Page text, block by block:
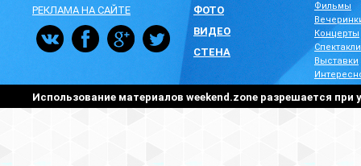
РЕКЛАМА НА САЙТЕ
ФОТО
ВИДЕО
СТЕНА
Фильмы
Концерты
Спектакли
Выставки
Использование материалов weekend.zone разрешается